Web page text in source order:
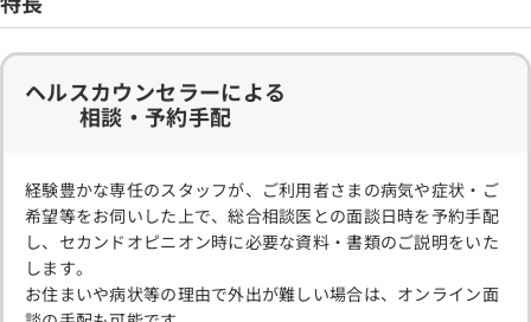
ヘルスカウンセラーによる
相談・予約手配
経験豊かな専任のスタッフが、ご利用者さまの病気や症状・ご
希望等をお伺いした上で、総合相談医との面談日時を予約手配
し、セカンドオピニオン時に必要な資料・書類のご説明をいた
します。
お住まいや病状等の理由で外出が難しい場合は、オンライン面